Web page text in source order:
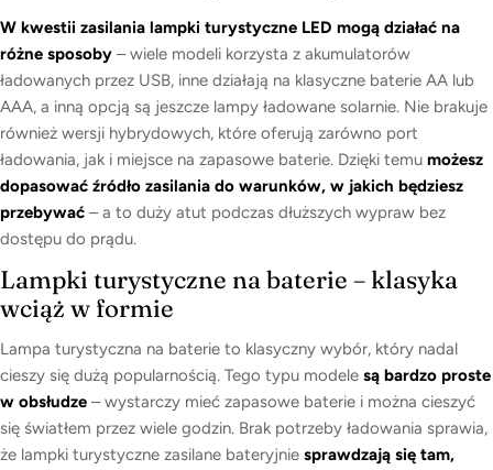
W kwestii zasilania lampki turystyczne LED mogą działać na
różne sposoby – wiele modeli korzysta z akumulatorów
ładowanych przez USB, inne działają na klasyczne baterie AA lub
AAA, a inną opcją są jeszcze lampy ładowane solarnie. Nie brakuje
również wersji hybrydowych, które oferują zarówno port
ładowania, jak i miejsce na zapasowe baterie. Dzięki temu możesz
dopasować źródło zasilania do warunków, w jakich będziesz
przebywać – a to duży atut podczas dłuższych wypraw bez
dostępu do prądu.
Lampki turystyczne na baterie – klasyka
wciąż w formie
Lampa turystyczna na baterie to klasyczny wybór, który nadal
cieszy się dużą popularnością. Tego typu modele są bardzo proste
w obsłudze – wystarczy mieć zapasowe baterie i można cieszyć
się światłem przez wiele godzin. Brak potrzeby ładowania sprawia,
że lampki turystyczne zasilane bateryjnie sprawdzają się tam,